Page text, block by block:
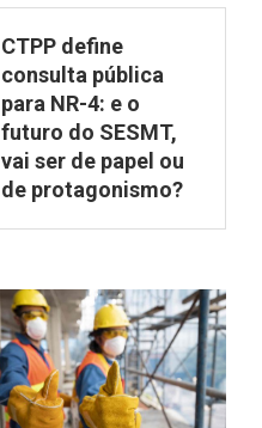
CTPP define
consulta pública
para NR-4: e o
futuro do SESMT,
vai ser de papel ou
de protagonismo?